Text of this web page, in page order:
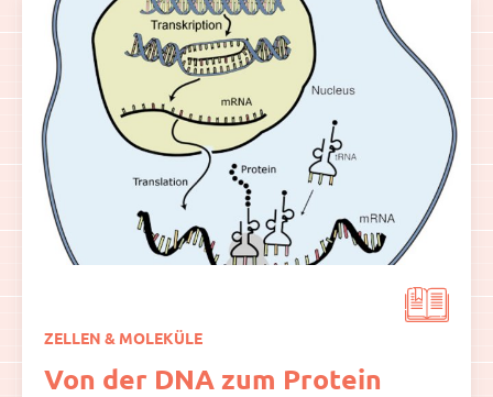
ZELLEN & MOLEKÜLE
Von der DNA zum Protein